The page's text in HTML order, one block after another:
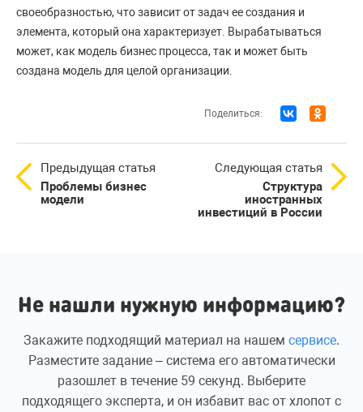
своеобразностью, что зависит от задач ее создания и
элемента, который она характеризует. Вырабатываться
может, как модель бизнес процесса, так и может быть
создана модель для целой организации.
Поделиться:
Предыдущая статья
Проблемы бизнес
модели
Следующая статья
Структура
иностранных
инвестиций в России
Не нашли нужную информацию?
Закажите подходящий материал на нашем сервисе.
Разместите задание – система его автоматически
разошлет в течение 59 секунд. Выберите
подходящего эксперта, и он избавит вас от хлопот с